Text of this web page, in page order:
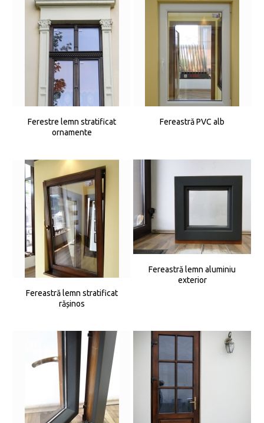
Ferestre lemn stratificat
ornamente
Fereastră PVC alb
Fereastră lemn stratificat
rășinos
Fereastră lemn aluminiu
exterior